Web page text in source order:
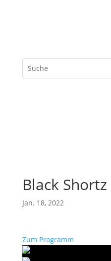
Black Shortz
Jan. 18, 2022
Zum Programm